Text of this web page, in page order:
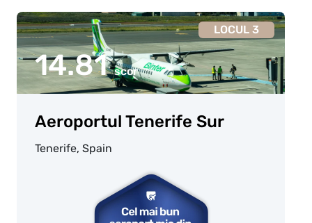
14.81scor
LOCUL 3
Aeroportul Tenerife Sur
Tenerife, Spain